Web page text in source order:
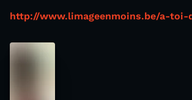
http://www.limageenmoins.be/a-toi-